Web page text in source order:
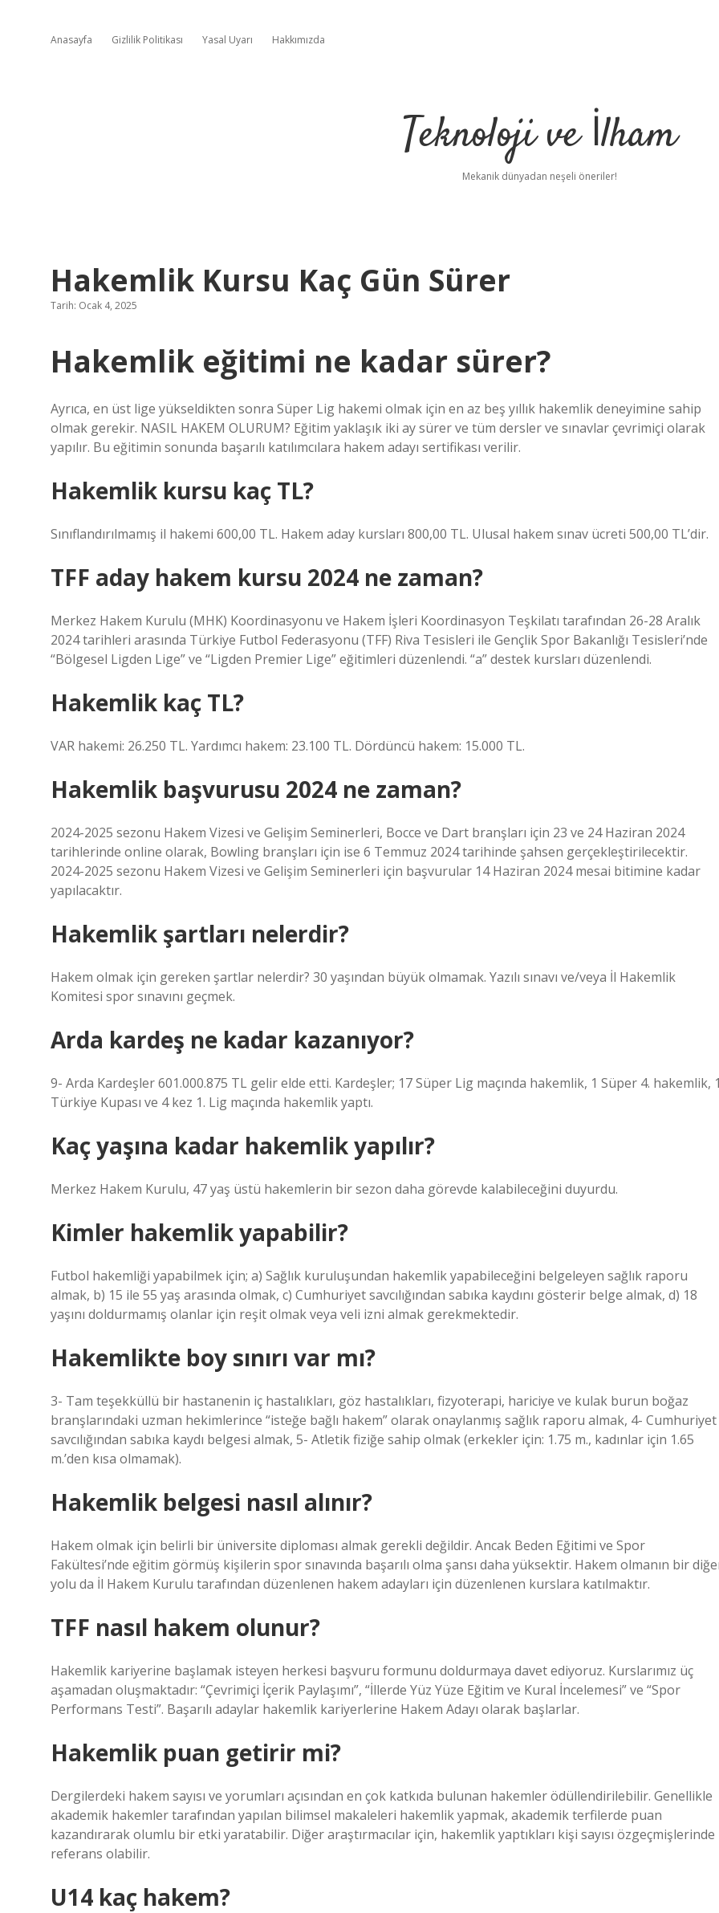
Anasayfa Gizlilik Politikası Yasal Uyarı Hakkımızda
Teknoloji ve İlham
Mekanik dünyadan neşeli öneriler!
Hakemlik Kursu Kaç Gün Sürer
Tarih: Ocak 4, 2025
Hakemlik eğitimi ne kadar sürer?
Ayrıca, en üst lige yükseldikten sonra Süper Lig hakemi olmak için en az beş yıllık hakemlik deneyimine sahip
olmak gerekir. NASIL HAKEM OLURUM? Eğitim yaklaşık iki ay sürer ve tüm dersler ve sınavlar çevrimiçi olarak
yapılır. Bu eğitimin sonunda başarılı katılımcılara hakem adayı sertifikası verilir.
Hakemlik kursu kaç TL?
Sınıflandırılmamış il hakemi 600,00 TL. Hakem aday kursları 800,00 TL. Ulusal hakem sınav ücreti 500,00 TL’dir.
TFF aday hakem kursu 2024 ne zaman?
Merkez Hakem Kurulu (MHK) Koordinasyonu ve Hakem İşleri Koordinasyon Teşkilatı tarafından 26-28 Aralık
2024 tarihleri ​​arasında Türkiye Futbol Federasyonu (TFF) Riva Tesisleri ile Gençlik Spor Bakanlığı Tesisleri’nde
“Bölgesel Ligden Lige” ve “Ligden Premier Lige” eğitimleri düzenlendi. “a” destek kursları düzenlendi.
Hakemlik kaç TL?
VAR hakemi: 26.250 TL. Yardımcı hakem: 23.100 TL. Dördüncü hakem: 15.000 TL.
Hakemlik başvurusu 2024 ne zaman?
2024-2025 sezonu Hakem Vizesi ve Gelişim Seminerleri, Bocce ve Dart branşları için 23 ve 24 Haziran 2024
tarihlerinde online olarak, Bowling branşları için ise 6 Temmuz 2024 tarihinde şahsen gerçekleştirilecektir.
2024-2025 sezonu Hakem Vizesi ve Gelişim Seminerleri için başvurular 14 Haziran 2024 mesai bitimine kadar
yapılacaktır.
Hakemlik şartları nelerdir?
Hakem olmak için gereken şartlar nelerdir? 30 yaşından büyük olmamak. Yazılı sınavı ve/veya İl Hakemlik
Komitesi spor sınavını geçmek.
Arda kardeş ne kadar kazanıyor?
9- Arda Kardeşler 601.000.875 TL gelir elde etti. Kardeşler; 17 Süper Lig maçında hakemlik, 1 Süper 4. hakemlik,
Türkiye Kupası ve 4 kez 1. Lig maçında hakemlik yaptı.
Kaç yaşına kadar hakemlik yapılır?
Merkez Hakem Kurulu, 47 yaş üstü hakemlerin bir sezon daha görevde kalabileceğini duyurdu.
Kimler hakemlik yapabilir?
Futbol hakemliği yapabilmek için; a) Sağlık kuruluşundan hakemlik yapabileceğini belgeleyen sağlık raporu
almak, b) 15 ile 55 yaş arasında olmak, c) Cumhuriyet savcılığından sabıka kaydını gösterir belge almak, d) 18
yaşını doldurmamış olanlar için reşit olmak veya veli izni almak gerekmektedir.
Hakemlikte boy sınırı var mı?
3- Tam teşekküllü bir hastanenin iç hastalıkları, göz hastalıkları, fizyoterapi, hariciye ve kulak burun boğaz
branşlarındaki uzman hekimlerince “isteğe bağlı hakem” olarak onaylanmış sağlık raporu almak, 4- Cumhuriyet
savcılığından sabıka kaydı belgesi almak, 5- Atletik fiziğe sahip olmak (erkekler için: 1.75 m., kadınlar için 1.65
m.’den kısa olmamak).
Hakemlik belgesi nasıl alınır?
Hakem olmak için belirli bir üniversite diploması almak gerekli değildir. Ancak Beden Eğitimi ve Spor
Fakültesi’nde eğitim görmüş kişilerin spor sınavında başarılı olma şansı daha yüksektir. Hakem olmanın bir
yolu da İl Hakem Kurulu tarafından düzenlenen hakem adayları için düzenlenen kurslara katılmaktır.
TFF nasıl hakem olunur?
Hakemlik kariyerine başlamak isteyen herkesi başvuru formunu doldurmaya davet ediyoruz. Kurslarımız üç
aşamadan oluşmaktadır: “Çevrimiçi İçerik Paylaşımı”, “İllerde Yüz Yüze Eğitim ve Kural İncelemesi” ve “Spor
Performans Testi”. Başarılı adaylar hakemlik kariyerlerine Hakem Adayı olarak başlarlar.
Hakemlik puan getirir mi?
Dergilerdeki hakem sayısı ve yorumları açısından en çok katkıda bulunan hakemler ödüllendirilebilir. Genellikle
akademik hakemler tarafından yapılan bilimsel makaleleri hakemlik yapmak, akademik terfilerde puan
kazandırarak olumlu bir etki yaratabilir. Diğer araştırmacılar için, hakemlik yaptıkları kişi sayısı özgeçmişlerinde
referans olabilir.
U14 kaç hakem?